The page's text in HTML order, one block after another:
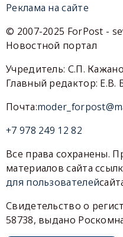
Реклама на сайте
© 2007-2025 ForPost -
Новостной портал
Учредитель: С.П.
Главный редактор: Е.В.
Почта:
+7 978 249 12 82
Все права сохранены.
материалов сайта
для пользователей
Свидетельство о
58738, выдано